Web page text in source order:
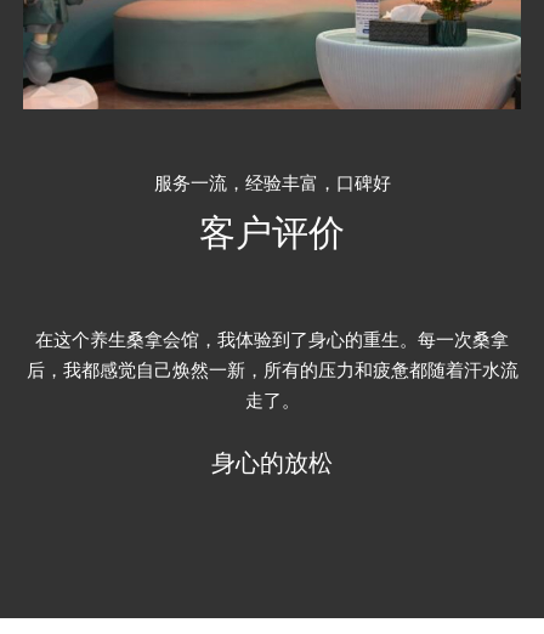
服务一流，经验丰富，口碑好
客户评价
这里的环境布置得非常优雅，每一个细节都透露着精致和品
味。从柔和的灯光到舒适的躺椅，每一处都让人感到宾至如
归。
环境的优雅